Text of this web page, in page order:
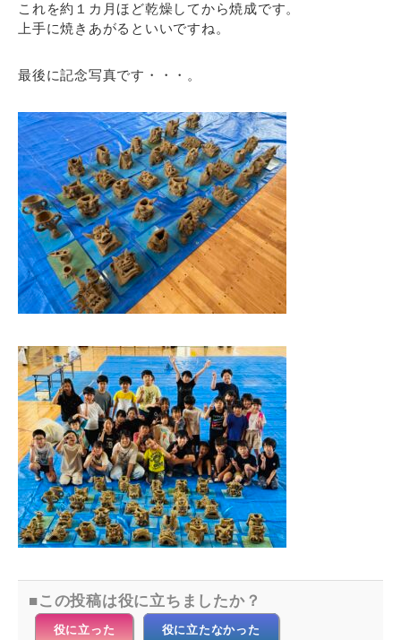
これを約１カ月ほど乾燥してから焼成です。
上手に焼きあがるといいですね。
最後に記念写真です・・・。
この投稿は役に立ちましたか？
役に立った 役に立たなかった